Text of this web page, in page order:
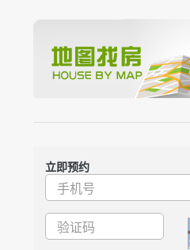
立即预约